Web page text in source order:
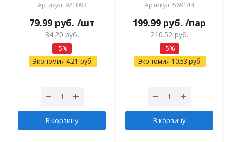
Артикул: 921093
79.99руб. /шт
84.20руб.
-5%
Экономия 4.21 руб.
В корзину
Артикул: 569144
199.99 руб. /пар
210.52руб.
-5%
Экономия 10.53 руб.
В корзину